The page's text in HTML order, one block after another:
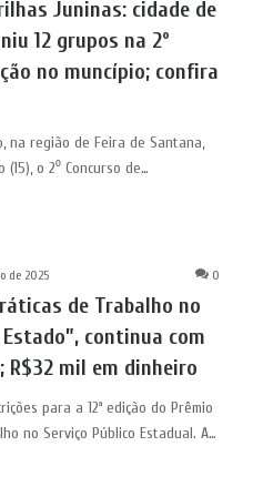
Juninas: cidade de
12 grupos na 2º
no muncípio; confira
na região de Feira de Santana,
o 2⁰ Concurso de…
de 2025 0
de Trabalho no
continua com
R$32 mil em dinheiro
para a 12ª edição do Prêmio
no Serviço Público Estadual. A…